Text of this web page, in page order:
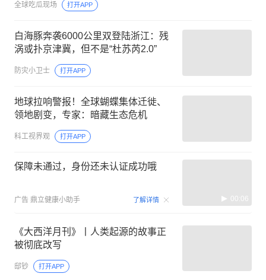
全球吃瓜现场 打开APP
白海豚奔袭6000公里双登陆浙江：残
涡或扑京津冀，但不是“杜苏芮2.0”
防灾小卫士 打开APP
地球拉响警报！全球蝴蝶集体迁徙、
领地剧变，专家：暗藏生态危机
科工视界观 打开APP
保障未通过，身份还未认证成功哦
广告 鼎立健康小助手 了解详情 00:06
《大西洋月刊》丨人类起源的故事正
被彻底改写
邸钞 打开APP